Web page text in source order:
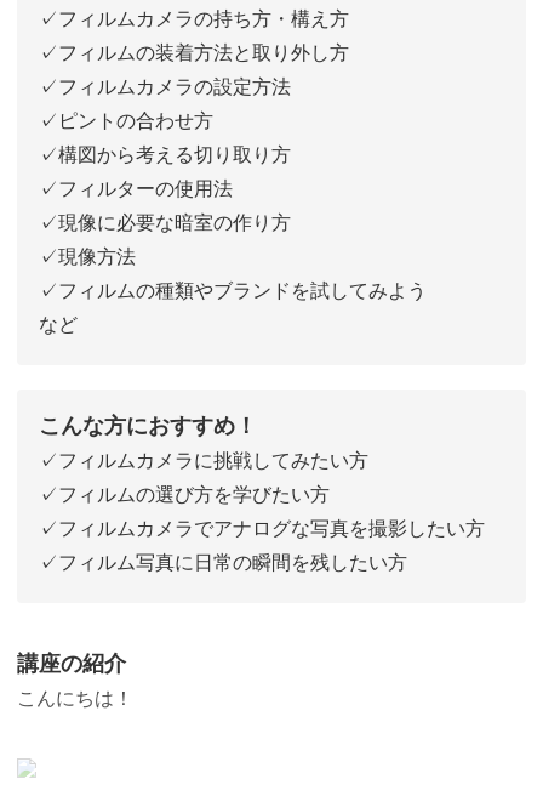
✓フィルムカメラの持ち方・構え方
✓フィルムの装着方法と取り外し方
✓フィルムカメラの設定方法
✓ピントの合わせ方
✓構図から考える切り取り方
✓フィルターの使用法
✓現像に必要な暗室の作り方
✓現像方法
✓フィルムの種類やブランドを試してみよう
など
こんな方におすすめ！
✓フィルムカメラに挑戦してみたい方
✓フィルムの選び方を学びたい方
✓フィルムカメラでアナログな写真を撮影したい方
✓フィルム写真に日常の瞬間を残したい方
講座の紹介
こんにちは！